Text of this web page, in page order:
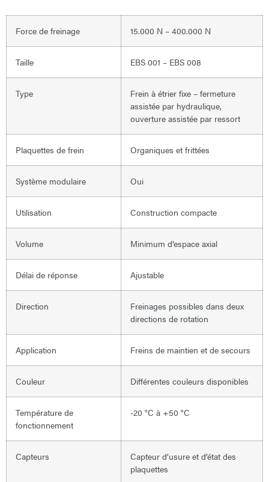
Force de freinage 15.000 N – 400.000 N
Taille EBS 001 – EBS 008
Type
Frein à étrier fixe – fermeture
assistée par hydraulique,
ouverture assistée par ressort
Plaquettes de frein Organiques et frittées
Système modulaire Oui
Utilisation Construction compacte
Volume Minimum d’espace axial
Délai de réponse Ajustable
Direction
Freinages possibles dans deux
directions de rotation
Application Freins de maintien et de secours
Couleur Différentes couleurs disponibles
Température de
fonctionnement
-20 °C à +50 °C
Capteurs
Capteur d’usure et d’état des
plaquettes